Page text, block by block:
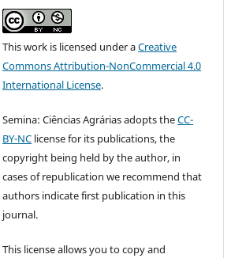
This work is licensed under aCreative
Commons Attribution-NonCommercial 4.0
International License.
Semina: Ciências Agrárias adopts theCC-
BY-NC license for its publications, the
copyright being held by the author, in
cases of republication we recommend that
authors indicate first publication in this
journal.
This license allows you to copy and